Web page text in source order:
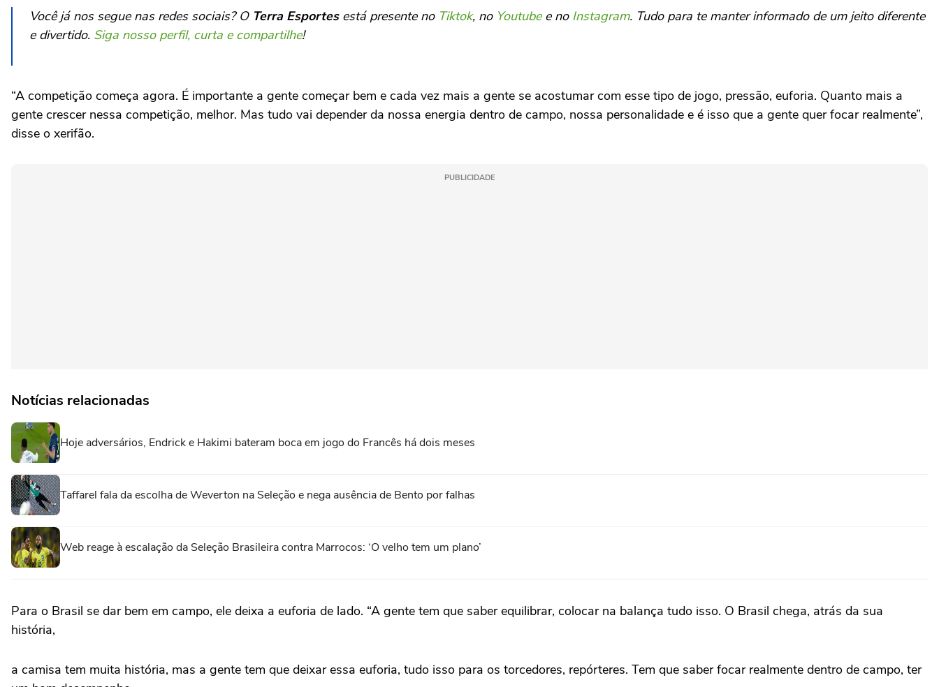
Você já nos segue nas redes sociais? O Terra Esportesestá presente no Tiktok, no Youtubee no Instagram. Tudo para te manter informado de um jeito diferente
e divertido. Siga nosso perfil, curta e compartilhe!
“A competição começa agora. É importante a gente começar bem e cada vez mais a gente se acostumar com esse tipo de jogo, pressão, euforia. Quanto mais a
gente crescer nessa competição, melhor. Mas tudo vai depender da nossa energia dentro de campo, nossa personalidade e é isso que a gente quer focar realmente”,
disse o xerifão.
PUBLICIDADE
Notícias relacionadas
Hoje adversários, Endrick e Hakimi bateram boca em jogo do Francês há dois meses
Taffarel fala da escolha de Weverton na Seleção e nega ausência de Bento por falhas
Web reage à escalação da Seleção Brasileira contra Marrocos: ‘O velho tem um plano’
Para o Brasil se dar bem em campo, ele deixa a euforia de lado. “A gente tem que saber equilibrar, colocar na balança tudo isso. O Brasil chega, atrás da sua
história,
a camisa tem muita história, mas a gente tem que deixar essa euforia, tudo isso para os torcedores, repórteres. Tem que saber focar realmente dentro de campo, ter